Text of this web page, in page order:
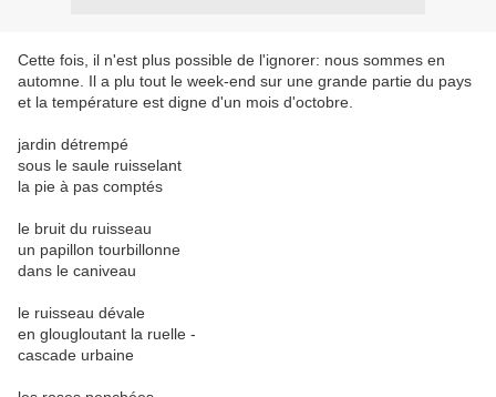
Cette fois, il n'est plus possible de l'ignorer: nous sommes en
automne. Il a plu tout le week-end sur une grande partie du pays
et la température est digne d'un mois d'octobre.
jardin détrempé
sous le saule ruisselant
la pie à pas comptés
le bruit du ruisseau
un papillon tourbillonne
dans le caniveau
le ruisseau dévale
en glougloutant la ruelle -
cascade urbaine